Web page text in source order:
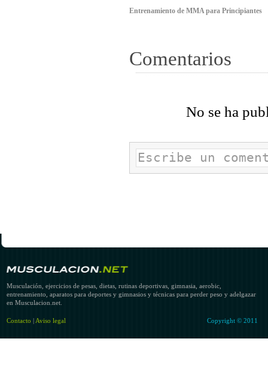
Entrenamiento de MMA para Principiantes
Comentarios
No se ha
Copyright © 2011
Musculación, ejercicios de pesas, dietas, rutinas deportivas, gimnasia, aerobic,
entrenamiento, aparatos para deportes y gimnasios y técnicas para perder peso y adelgazar
en Musculacion.net.
Contacto | Aviso legal